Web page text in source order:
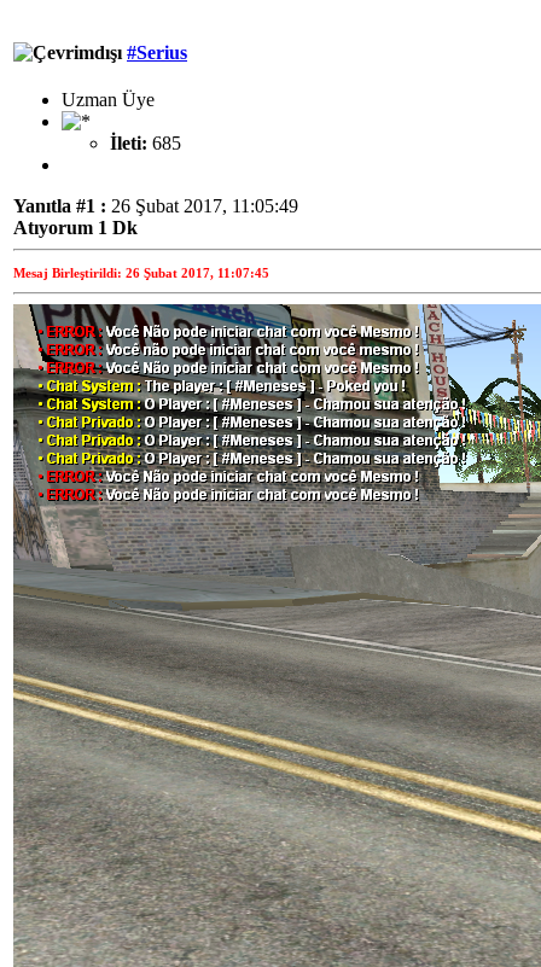
#Serius
Uzman Üye
İleti: 685
Yanıtla #1 : 26 Şubat 2017, 11:05:49
Atıyorum 1 Dk
Mesaj Birleştirildi: 26 Şubat 2017, 11:07:45